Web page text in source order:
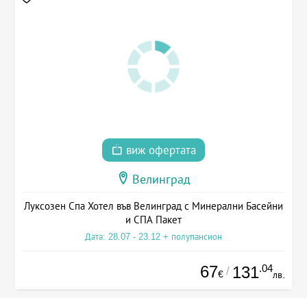
виж офертата
Велинград
Луксозен Спа Хотел във Велинград с Минерални Басейни
и СПА Пакет
Дата: 28.07 - 23.12 + полупансион
67€ / 131.04
лв.